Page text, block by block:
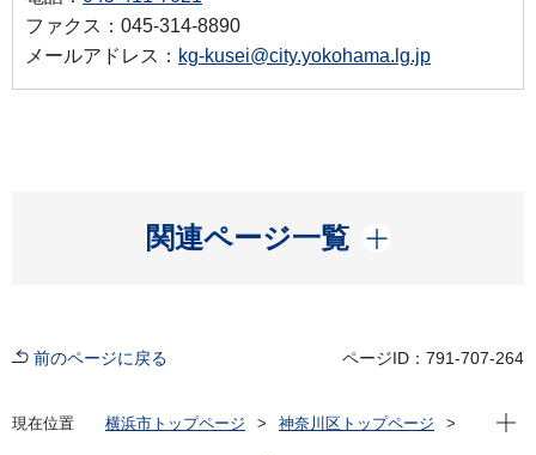
ファクス：045-314-8890
メールアドレス： kg-kusei@city.yokohama.lg.jp
関連ページ一覧
開く
前のページに戻る ページID：791-707-264
現在位置 横浜市トップページ
神奈川区トップページ
現在